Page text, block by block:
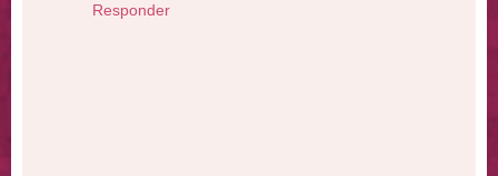
Responder